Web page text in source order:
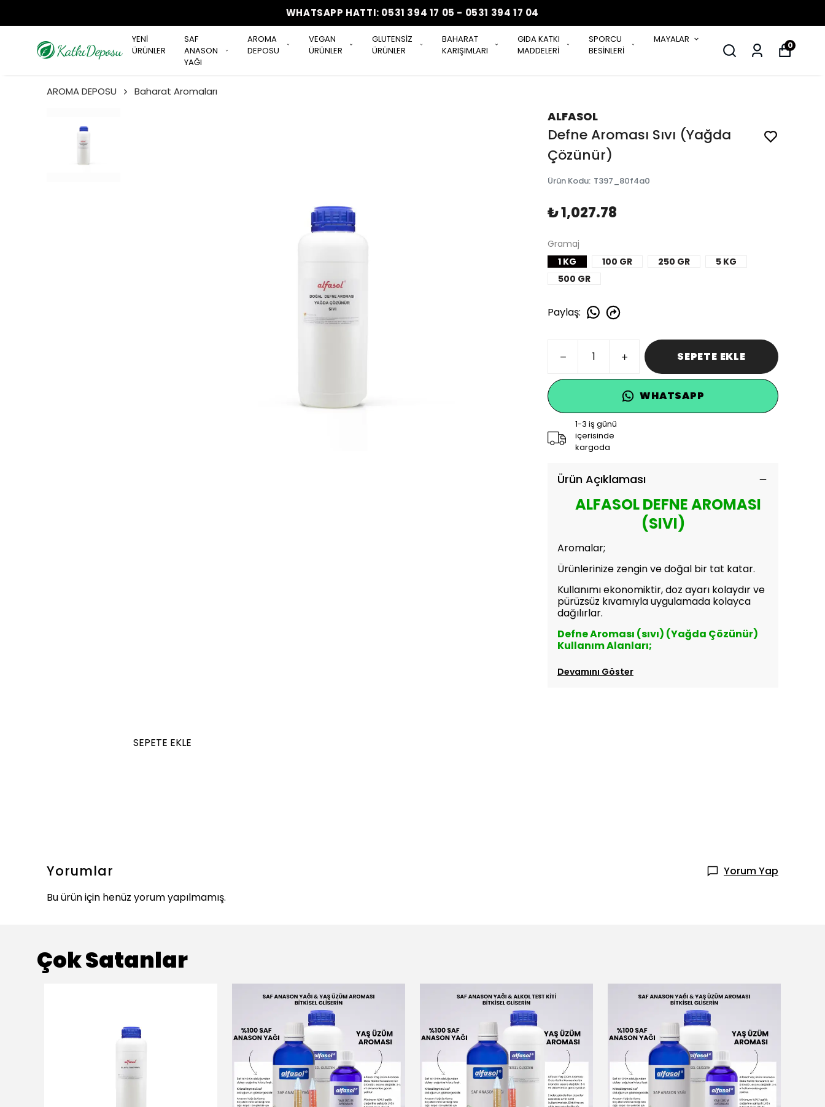
WHATSAPP HATTI: 0531 394 17 05 - 0531 394 17 04
YENİ
ÜRÜNLER
SAF
ANASON
YAĞI
AROMA
DEPOSU
VEGAN
ÜRÜNLER
GLUTENSİZ
ÜRÜNLER
BAHARAT
KARIŞIMLARI
GIDA KATKI
MADDELERİ
SPORCU
BESİNLERİ
MAYALAR
0
AROMA DEPOSU Baharat Aromaları
ALFASOL
Defne Aroması Sıvı (Yağda
Çözünür)
Ürün Kodu: T397_80f4a0
₺ 1,027.78
Gramaj
1 KG
100 GR 250 GR
5 KG
500 GR
Paylaş:
SEPETE EKLE
WHATSAPP
1-3 iş günü
içerisinde
kargoda
Ürün Açıklaması
ALFASOL DEFNE AROMASI
(SIVI)
Aromalar;
Ürünlerinize zengin ve doğal bir tat katar.
Kullanımı ekonomiktir, doz ayarı kolaydır ve
pürüzsüz kıvamıyla uygulamada kolayca
dağılırlar.
Defne Aroması (sıvı) (Yağda Çözünür)
Kullanım Alanları;
Devamını Göster
SEPETE EKLE
Yorumlar
Yorum Yap
Bu ürün için henüz yorum yapılmamış.
Çok Satanlar